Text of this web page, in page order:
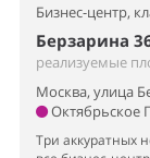
Бизнес-центр,
Берзарина
реализуемые
Москва, улица
Октябрьское
Три аккуратных